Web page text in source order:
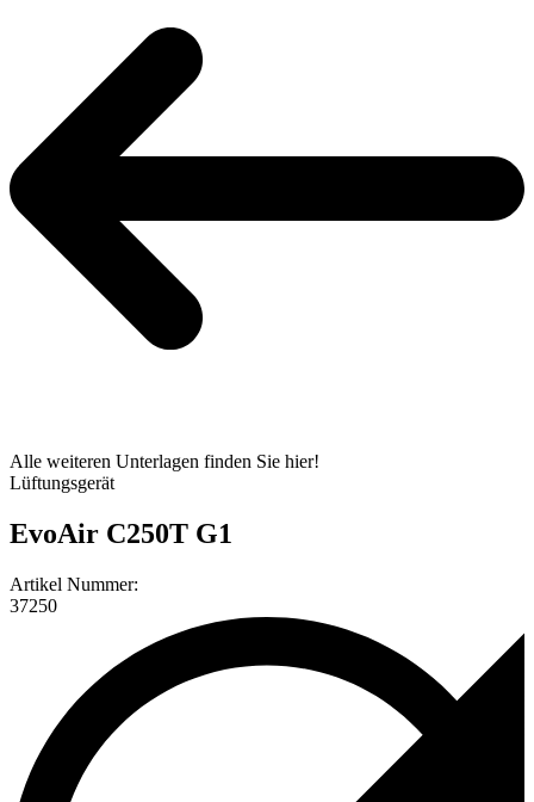
Alle weiteren Unterlagen finden Sie hier!
Lüftungsgerät
EvoAir C250T G1
Artikel Nummer:
37250